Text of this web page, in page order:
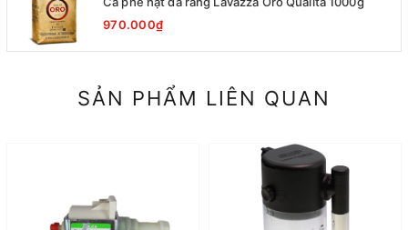
970.000₫
SẢN PHẨM LIÊN QUAN